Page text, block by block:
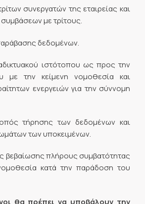
συνεργατών της εταιρείας και
με τρίτους.
δεδομένων.
ιστότοπου ως προς την
με την κείμενη νομοθεσία και
ενεργειών για την σύννομη
τήρησης των δεδομένων και
των υποκειμένων.
βεβαίωσης πλήρους συμβατότητας
κατά την παράδοση του
θα πρέπει να υποβάλουν την